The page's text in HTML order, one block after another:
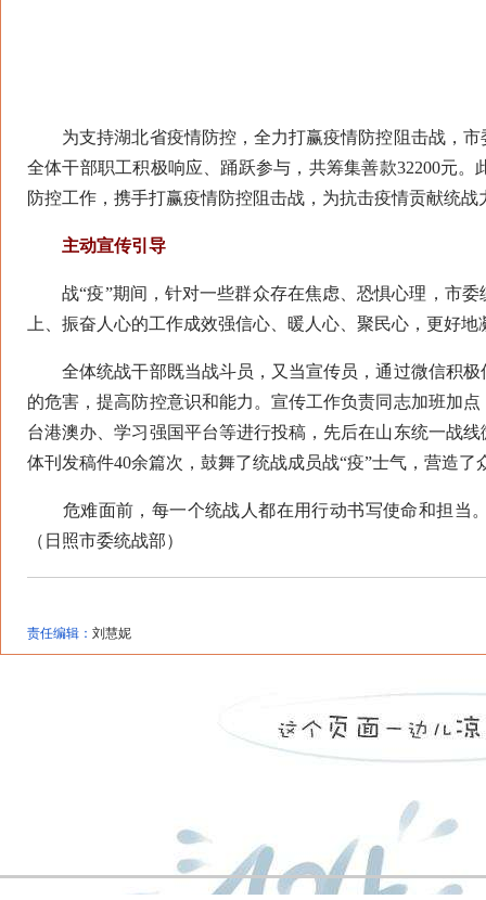
为支持湖北省疫情防控，全力打赢疫情防控阻击战，市
全体干部职工积极响应、踊跃参与，共筹集善款32200元
防控工作，携手打赢疫情防控阻击战，为抗击疫情贡献统战
主动宣传引导
战“疫”期间，针对一些群众存在焦虑、恐惧心理，市委
上、振奋人心的工作成效强信心、暖人心、聚民心，更好
全体统战干部既当战斗员，又当宣传员，通过微信积极
的危害，提高防控意识和能力。宣传工作负责同志加班加
台港澳办、学习强国平台等进行投稿，先后在山东统一战
体刊发稿件40余篇次，鼓舞了统战成员战“疫”士气，营造
危难面前，每一个统战人都在用行动书写使命和担当
（日照市委统战部）
责任编辑： 刘慧妮